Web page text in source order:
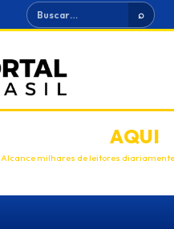
Buscar ⌕
ANUNCIEAQUI
Alcance milhares de leitores diariamente